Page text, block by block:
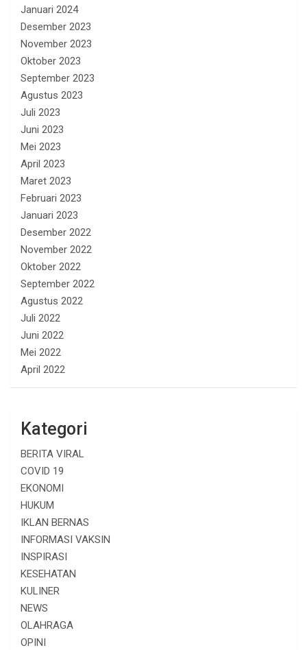
Januari 2024
Desember 2023
November 2023
Oktober 2023
September 2023
Agustus 2023
Juli 2023
Juni 2023
Mei 2023
April 2023
Maret 2023
Februari 2023
Januari 2023
Desember 2022
November 2022
Oktober 2022
September 2022
Agustus 2022
Juli 2022
Juni 2022
Mei 2022
April 2022
Kategori
BERITA VIRAL
COVID 19
EKONOMI
HUKUM
IKLAN BERNAS
INFORMASI VAKSIN
INSPIRASI
KESEHATAN
KULINER
NEWS
OLAHRAGA
OPINI